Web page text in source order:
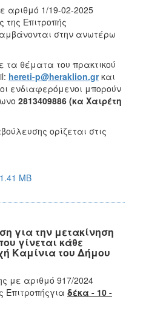
1/19-02-2025
της Επιτροπής
στην ανωτέρω
τα θέματα του πρακτικού
hereti-p@heraklion.gr και
ενδιαφερόμενοι μπορούν
2813409886 (κα Χαιρέτη
ορίζεται στις
MB
για την μετακίνηση
γίνεται κάθε
Καμίνια του Δήμου
με αριθμό 917/2024
Επιτροπήςγια δέκα - 10 -